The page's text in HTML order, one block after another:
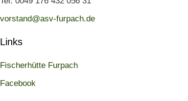
vorstand@asv-furpach.de
Links
Fischerhütte Furpach
Facebook